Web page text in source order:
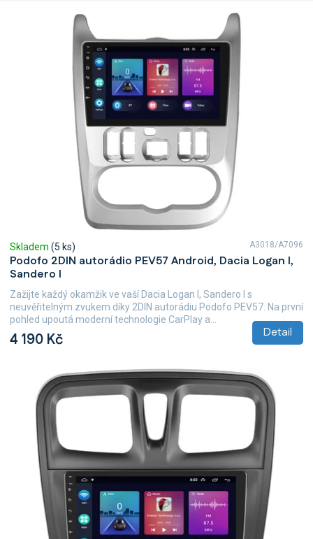
Podofo 2DIN autorádio PEV57 Android, Dacia Logan I,
Sandero I
Skladem (5 ks)
4 190 Kč Detail
Zažijte každý okamžik ve vaší Dacia Logan I, Sandero I s
neuvěřitelným zvukem díky 2DIN autorádiu Podofo PEV57. Na první
pohled upoutá moderní technologie CarPlay a...
A3018/A7096